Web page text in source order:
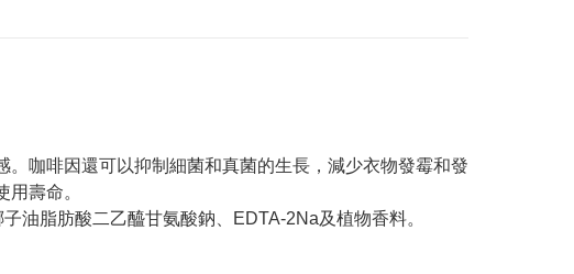
咖啡因還可以抑制細菌和真菌的生長，減少衣物發霉和發
壽命。
油脂肪酸二乙醯甘氨酸鈉、EDTA-2Na及植物香料。